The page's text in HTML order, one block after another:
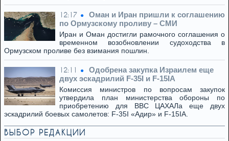
12:17
Оман и Иран пришли к соглашению
по Ормузскому проливу – СМИ
Иран и Оман достигли рамочного соглашения о
временном возобновлении судоходства в
Ормузском проливе без взимания пошлин.
12:11
Одобрена закупка Израилем еще
двух эскадрилий F-35I и F-15IA
Комиссия министров по вопросам закупок
утвердила план министерства обороны по
приобретению для ВВС ЦАХАЛа еще двух
эскадрилий боевых самолетов: F-35I «Адир» и F-15IA.
ВЫБОР РЕДАКЦИИ